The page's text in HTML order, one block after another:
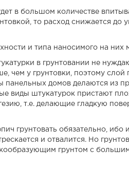
в большом количестве
то расход снижается до
и типа наносимого на них
в грунтовании не
чем у грунтовки, поэтому слой
панельных домов делаются из
виды штукатурок пристают
т.е. делающие гладкую
грунтовать обязательно, ибо
и отвалится. Но
грунтом с